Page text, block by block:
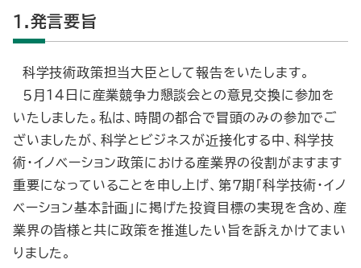
1.発言要旨
科学技術政策担当大臣として報告をいたします。
５月14日に産業競争力懇談会との意見交換に参加を
いたしました。私は、時間の都合で冒頭のみの参加でご
ざいましたが、科学とビジネスが近接化する中、科学技
術・イノベーション政策における産業界の役割がますます
重要になっていることを申し上げ、第７期「科学技術・イノ
ベーション基本計画」に掲げた投資目標の実現を含め、産
業界の皆様と共に政策を推進したい旨を訴えかけてまい
りました。